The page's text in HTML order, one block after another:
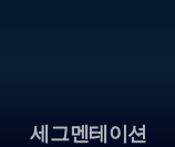
세그멘테이션